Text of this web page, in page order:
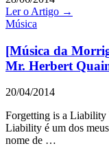
Ler o Artigo →
Música
[Música da
Mr. Herbert
20/04/2014
Forgetting is a Liability
Liability é um dos
nome de …